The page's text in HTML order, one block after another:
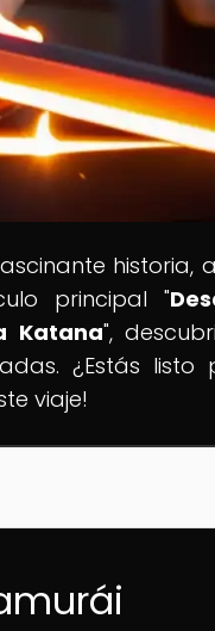
historia,
principal "
Katana",
¿Estás listo
viaje!